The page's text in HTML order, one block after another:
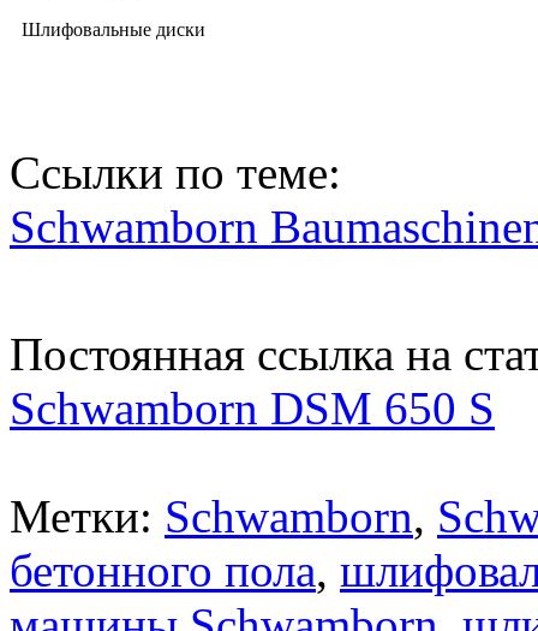
Шлифовальные диски
Ссылки по теме:
Schwamborn
Постоянная ссылка на
Schwamborn DSM 650 S
Метки: Schwamborn,
бетонного пола,